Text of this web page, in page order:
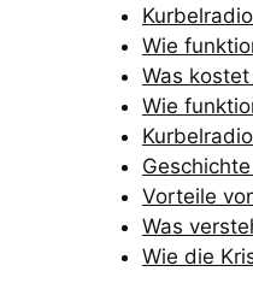
Wie
Was
Wie
Vorteile
Was
Wie die